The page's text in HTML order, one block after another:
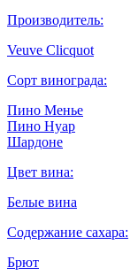
Производитель:
Veuve Clicquot
Сорт винограда:
Пино Менье
Пино Нуар
Шардоне
Цвет вина:
Белые вина
Содержание сахара:
Брют